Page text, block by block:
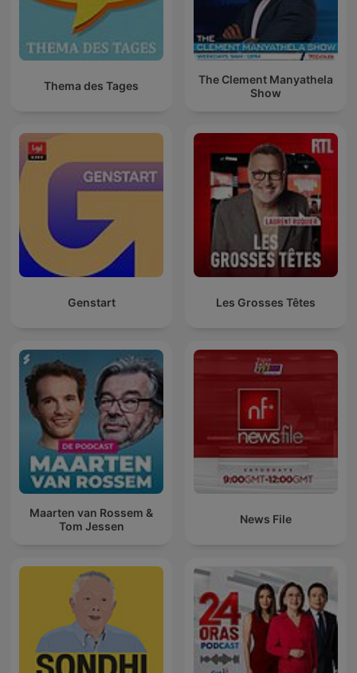
Thema des Tages
The Clement Manyathela
Show
Genstart Les Grosses Têtes
Maarten van Rossem &
Tom Jessen
News File